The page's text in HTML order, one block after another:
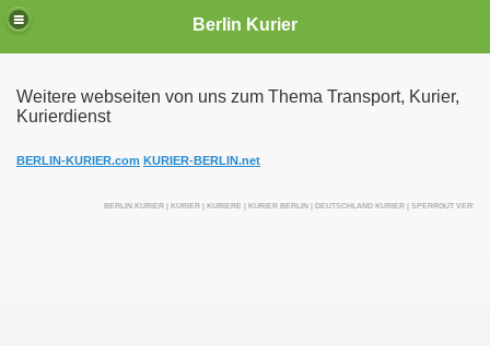
Berlin Kurier
Weitere webseiten von uns zum Thema Transport, Kurier,
Kurierdienst
BERLIN-KURIER.com KURIER-BERLIN.net
BERLIN KURIER | KURIER | KURIERE | KURIER BERLIN | DEUTSCHLAND KURIER | SPERRGUT